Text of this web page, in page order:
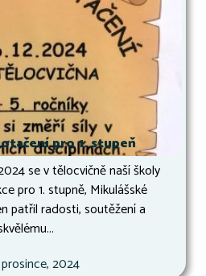
pro 1. stupeň
se v tělocvičně naší školy
pro 1. stupně, Mikulášské
patřil radosti, soutěžení a
2024